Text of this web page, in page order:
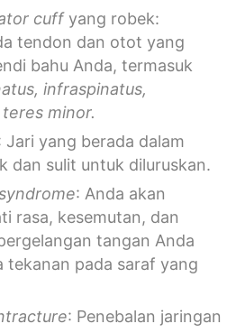
cuffyang robek:
tendon dan otot yang
bahu Anda, termasuk
infraspinatus,
minor.
Jari yang berada dalam
dan sulit untuk diluruskan.
: Anda akan
rasa, kesemutan, dan
tangan Anda
tekanan pada saraf yang
: Penebalan jaringan